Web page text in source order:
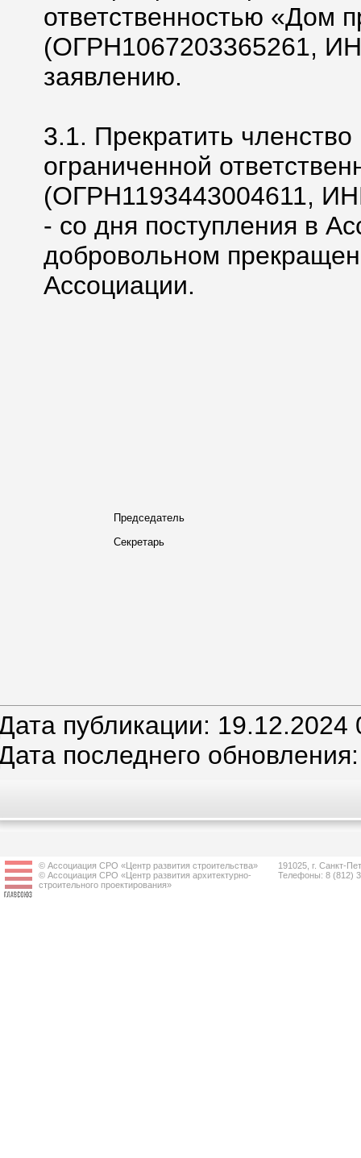
ответственностью «Дом
(ОГРН1067203365261,
заявлению.
3.1. Прекратить
ограниченной
(ОГРН1193443004611,
- со дня поступления в
добровольном
Ассоциации.
Председатель
Секретарь
публикации: 19.12.2024
последнего
© Ассоциация СРО «Центр развития строительства»
© Ассоциация СРО «Центр развития архитектурно-
строительного проектирования»
191025, г. Санкт-
Телефоны: 8 (812)